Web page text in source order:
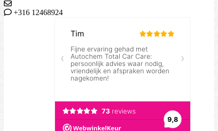
+316 12468924